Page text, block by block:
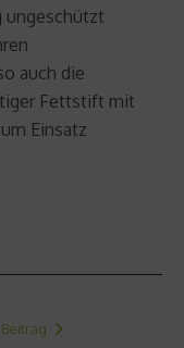
ungeschützt
auch die
Fettstift mit
Einsatz